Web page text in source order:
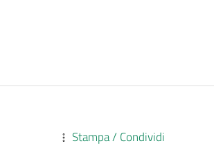
Stampa / Condividi